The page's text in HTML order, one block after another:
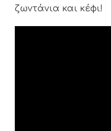
ζωντάνια και κέφι!